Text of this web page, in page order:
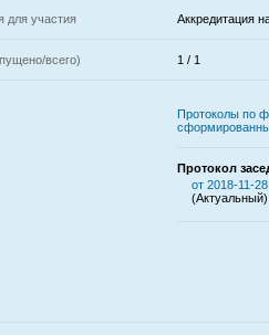
для участия Аккредитация
всего) 1 / 1
Протоколы по
Протокол
от 2018-11-
(Актуальный)